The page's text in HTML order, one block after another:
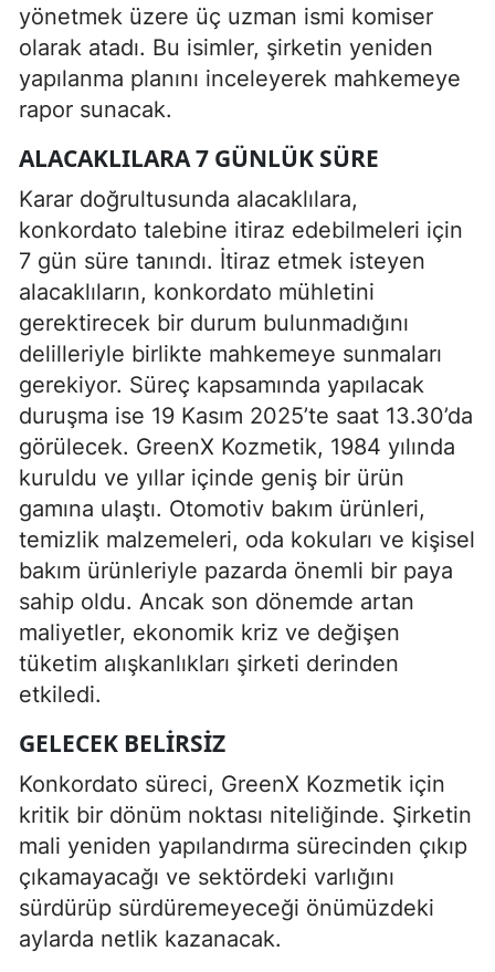
yönetmek üzere üç uzman ismi komiser
olarak atadı. Bu isimler, şirketin yeniden
yapılanma planını inceleyerek mahkemeye
rapor sunacak.
ALACAKLILARA 7 GÜNLÜK SÜRE
Karar doğrultusunda alacaklılara,
konkordato talebine itiraz edebilmeleri için
7 gün süre tanındı. İtiraz etmek isteyen
alacaklıların, konkordato mühletini
gerektirecek bir durum bulunmadığını
delilleriyle birlikte mahkemeye sunmaları
gerekiyor. Süreç kapsamında yapılacak
duruşma ise 19 Kasım 2025’te saat 13.30’da
görülecek. GreenX Kozmetik, 1984 yılında
kuruldu ve yıllar içinde geniş bir ürün
gamına ulaştı. Otomotiv bakım ürünleri,
temizlik malzemeleri, oda kokuları ve kişisel
bakım ürünleriyle pazarda önemli bir paya
sahip oldu. Ancak son dönemde artan
maliyetler, ekonomik kriz ve değişen
tüketim alışkanlıkları şirketi derinden
etkiledi.
GELECEK BELIRSIZ
Konkordato süreci, GreenX Kozmetik için
kritik bir dönüm noktası niteliğinde. Şirketin
mali yeniden yapılandırma sürecinden çıkıp
çıkamayacağı ve sektördeki varlığını
sürdürüp sürdüremeyeceği önümüzdeki
aylarda netlik kazanacak.